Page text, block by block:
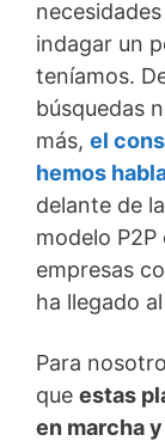
indagar un
teníamos.
búsquedas
más, el
hemos
delante de
modelo P2P
empresas
ha llegado
Para
que estas
en marcha